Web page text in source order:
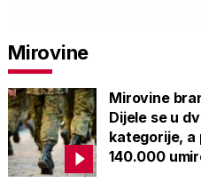
Mirovine
Mirovine
Dijele se u
kategorije, a
140.000